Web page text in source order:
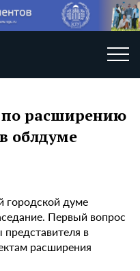
по расширению
облдуме
городской думе
Первый вопрос
представителя в
расширения